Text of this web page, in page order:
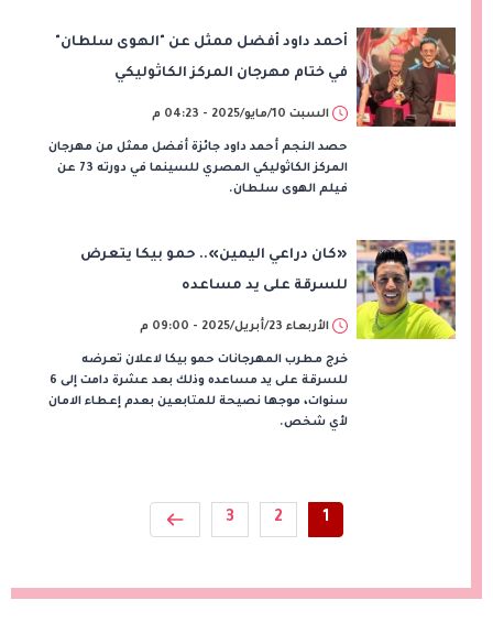
أحمد داود أفضل ممثل عن "الهوى سلطان"
في ختام مهرجان المركز الكاثوليكي
السبت 10/مايو/2025 - 04:23 م
حصد النجم أحمد داود جائزة أفضل ممثل من مهرجان
المركز الكاثوليكي المصري للسينما في دورته 73 عن
فيلم الهوى سلطان.
«كان دراعي اليمين».. حمو بيكا يتعرض
للسرقة على يد مساعده
الأربعاء 23/أبريل/2025 - 09:00 م
خرج مطرب المهرجانات حمو بيكا لاعلان تعرضه
للسرقة على يد مساعده وذلك بعد عشرة دامت إلى 6
سنوات، موجها نصيحة للمتابعين بعدم إعطاء الامان
لأي شخص.
1
2
3